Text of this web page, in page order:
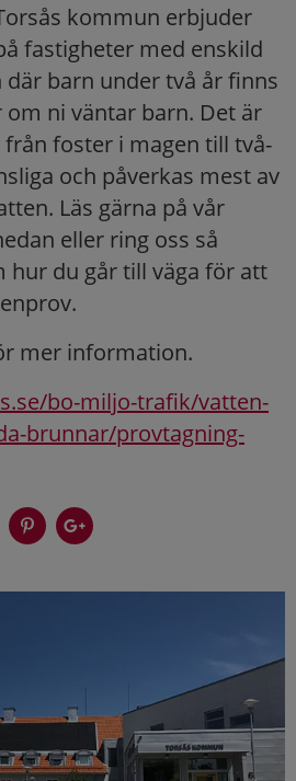
kommun erbjuder
fastigheter med enskild
barn under två år finns
ni väntar barn. Det är
foster i magen till två-
och påverkas mest av
Läs gärna på vår
eller ring oss så
hur du går till väga för att
mer information.
bo-miljo-trafik/vatten-
brunnar/provtagning-